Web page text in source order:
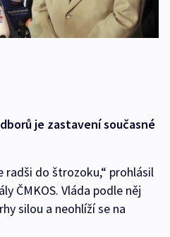
je zastavení současné
radši do štrozoku,“ prohlásil
ČMKOS. Vláda podle něj
silou a neohlíží se na